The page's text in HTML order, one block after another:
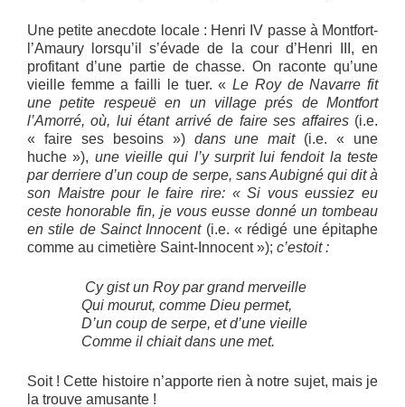
Une petite anecdote locale : Henri IV passe à Montfort-
l’Amaury lorsqu’il s’évade de la cour d’Henri III, en
profitant d’une partie de chasse. On raconte qu’une
vieille femme a failli le tuer. «Le Roy de Navarre fit
une petite respeuë en un village prés de Montfort
l’Amorré, où, lui étant arrivé de faire ses affaires (i.e.
« faire ses besoins ») dans une mait (i.e. « une
huche »), une vieille qui l’y surprit lui fendoit la teste
par derriere d’un coup de serpe, sans Aubigné qui dit à
son Maistre pour le faire rire: « Si vous eussiez eu
ceste honorable fin, je vous eusse donné un tombeau
en stile de Sainct Innocent (i.e. « rédigé une épitaphe
comme au cimetière Saint-Innocent »); c’estoit :
Cy gist un Roy par grand merveille
Qui mourut, comme Dieu permet,
D’un coup de serpe, et d’une vieille
Comme il chiait dans une met.
Soit ! Cette histoire n’apporte rien à notre sujet, mais je
la trouve amusante !